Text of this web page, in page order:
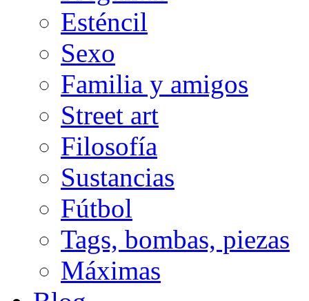
Esténcil
Sexo
Familia y amigos
Street art
Filosofía
Sustancias
Fútbol
Tags, bombas, piezas
Máximas